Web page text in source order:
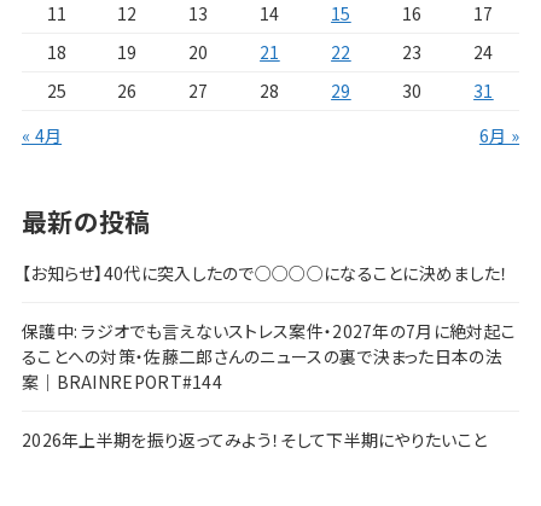
11
12 13 14 15 16
17
18
19 20 21 22 23
24
25
26 27 28 29 30
31
« 4月
6月 »
最新の投稿
【お知らせ】40代に突入したので○○○○になることに決めました！
保護中: ラジオでも言えないストレス案件・2027年の7月に絶対起こ
ることへの対策・佐藤二郎さんのニュースの裏で決まった日本の法
案｜BRAINREPORT#144
2026年上半期を振り返ってみよう！そして下半期にやりたいこと